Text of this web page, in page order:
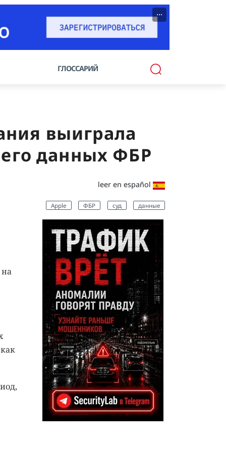
···
ГЛОССАРИЙ
выиграла
данных ФБР
leer en español
Apple ФБР суд данные